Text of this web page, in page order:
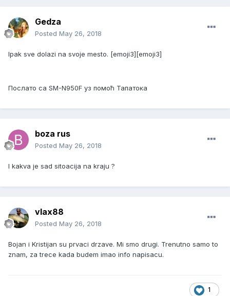
Gedza
Posted May 26, 2018
Ipak sve dolazi na svoje mesto. [emoji3][emoji3]
Послато са SM-N950F уз помоћ Тапатока
boza rus
Posted May 26, 2018
I kakva je sad sitoacija na kraju ?
vlax88
Posted May 26, 2018
Bojan i Kristijan su prvaci drzave. Mi smo drugi. Trenutno samo to
znam, za trece kada budem imao info napisacu.
1